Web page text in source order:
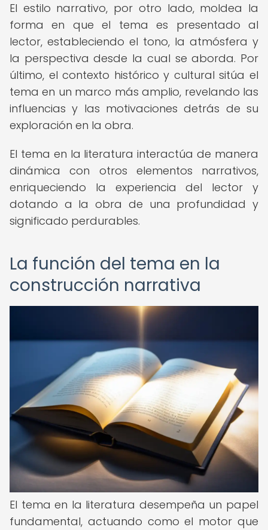
El estilo narrativo, por otro lado, moldea la
forma en que el tema es presentado al
lector, estableciendo el tono, la atmósfera y
la perspectiva desde la cual se aborda. Por
último, el contexto histórico y cultural sitúa el
tema en un marco más amplio, revelando las
influencias y las motivaciones detrás de su
exploración en la obra.
El tema en la literatura interactúa de manera
dinámica con otros elementos narrativos,
enriqueciendo la experiencia del lector y
dotando a la obra de una profundidad y
significado perdurables.
La función del tema en la
construcción narrativa
El tema en la literatura desempeña un papel
fundamental, actuando como el motor que